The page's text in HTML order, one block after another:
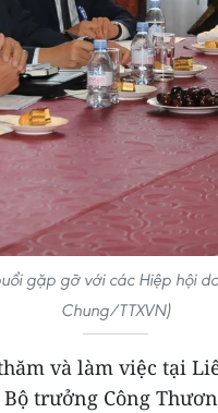
gặp gỡ với các Hiệp hội
Chung/TTXVN)
và làm việc tại
trưởng Công